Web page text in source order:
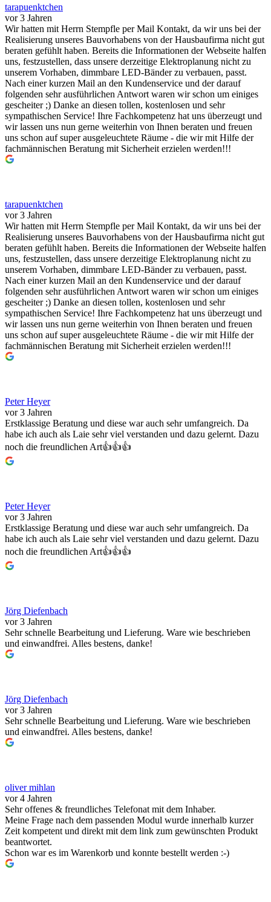
tarapuenktchen
vor 3 Jahren
Wir hatten mit Herrn Stempfle per Mail Kontakt, da wir uns bei der
Realisierung unseres Bauvorhabens von der Hausbaufirma nicht gut
beraten gefühlt haben. Bereits die Informationen der Webseite halfen
uns, festzustellen, dass unsere derzeitige Elektroplanung nicht zu
unserem Vorhaben, dimmbare LED-Bänder zu verbauen, passt.
Nach einer kurzen Mail an den Kundenservice und der darauf
folgenden sehr ausführlichen Antwort waren wir schon um einiges
gescheiter ;) Danke an diesen tollen, kostenlosen und sehr
sympathischen Service! Ihre Fachkompetenz hat uns überzeugt und
wir lassen uns nun gerne weiterhin von Ihnen beraten und freuen
uns schon auf super ausgeleuchtete Räume - die wir mit Hilfe der
fachmännischen Beratung mit Sicherheit erzielen werden!!!
tarapuenktchen
vor 3 Jahren
Wir hatten mit Herrn Stempfle per Mail Kontakt, da wir uns bei der
Realisierung unseres Bauvorhabens von der Hausbaufirma nicht gut
beraten gefühlt haben. Bereits die Informationen der Webseite halfen
uns, festzustellen, dass unsere derzeitige Elektroplanung nicht zu
unserem Vorhaben, dimmbare LED-Bänder zu verbauen, passt.
Nach einer kurzen Mail an den Kundenservice und der darauf
folgenden sehr ausführlichen Antwort waren wir schon um einiges
gescheiter ;) Danke an diesen tollen, kostenlosen und sehr
sympathischen Service! Ihre Fachkompetenz hat uns überzeugt und
wir lassen uns nun gerne weiterhin von Ihnen beraten und freuen
uns schon auf super ausgeleuchtete Räume - die wir mit Hilfe der
fachmännischen Beratung mit Sicherheit erzielen werden!!!
Peter Heyer
vor 3 Jahren
Erstklassige Beratung und diese war auch sehr umfangreich. Da
habe ich auch als Laie sehr viel verstanden und dazu gelernt. Dazu
noch die freundlichen Art👍👍👍
Peter Heyer
vor 3 Jahren
Erstklassige Beratung und diese war auch sehr umfangreich. Da
habe ich auch als Laie sehr viel verstanden und dazu gelernt. Dazu
noch die freundlichen Art👍👍👍
Jörg Diefenbach
vor 3 Jahren
Sehr schnelle Bearbeitung und Lieferung. Ware wie beschrieben
und einwandfrei. Alles bestens, danke!
Jörg Diefenbach
vor 3 Jahren
Sehr schnelle Bearbeitung und Lieferung. Ware wie beschrieben
und einwandfrei. Alles bestens, danke!
oliver mihlan
vor 4 Jahren
Sehr offenes & freundliches Telefonat mit dem Inhaber.
Meine Frage nach dem passenden Modul wurde innerhalb kurzer
Zeit kompetent und direkt mit dem link zum gewünschten Produkt
beantwortet.
Schon war es im Warenkorb und konnte bestellt werden :-)